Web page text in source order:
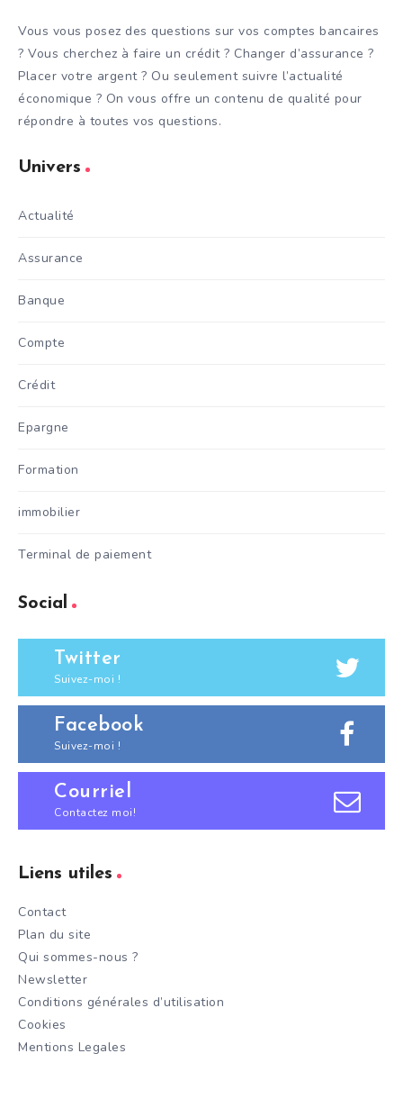
Vous vous posez des questions sur vos comptes bancaires
? Vous cherchez à faire un crédit ? Changer d’assurance ?
Placer votre argent ? Ou seulement suivre l’actualité
économique ? On vous offre un contenu de qualité pour
répondre à toutes vos questions.
Univers
Actualité
Assurance
Banque
Compte
Crédit
Epargne
Formation
immobilier
Terminal de paiement
Social
Twitter
Suivez-moi !
Facebook
Suivez-moi !
Courriel
Contactez moi!
Liens utiles
Contact
Plan du site
Qui sommes-nous ?
Newsletter
Conditions générales d’utilisation
Cookies
Mentions Legales